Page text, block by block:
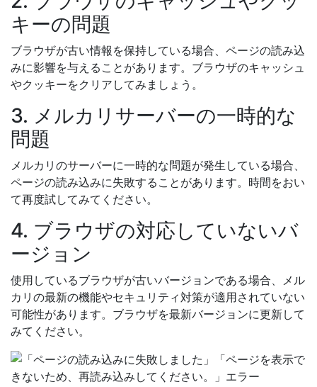
キーの問題
ブラウザが古い情報を保持している場合、ページの読み込
みに影響を与えることがあります。ブラウザのキャッシュ
やクッキーをクリアしてみましょう。
3. メルカリサーバーの一時的な
問題
メルカリのサーバーに一時的な問題が発生している場合、
ページの読み込みに失敗することがあります。時間をおい
て再度試してみてください。
4. ブラウザの対応していないバ
ージョン
使用しているブラウザが古いバージョンである場合、メル
カリの最新の機能やセキュリティ対策が適用されていない
可能性があります。ブラウザを最新バージョンに更新して
みてください。